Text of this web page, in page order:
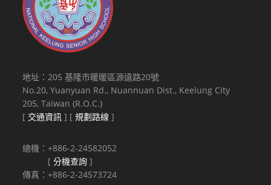
地址：205 基隆市暖暖區源遠路20號
No.20, Yuanyuan Rd., Nuannuan Dist., Keelung City
205, Taiwan (R.O.C.)
[ 交通資訊 ] [規劃路線 ]
總機：+886-2-24582052
[分機查詢 ]
傳真：+886-2-24573724